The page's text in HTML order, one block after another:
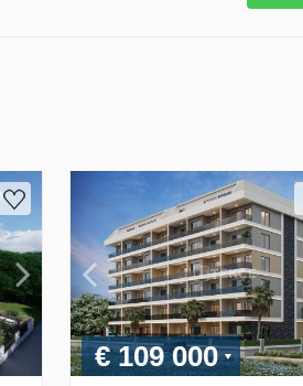
€ 109 000